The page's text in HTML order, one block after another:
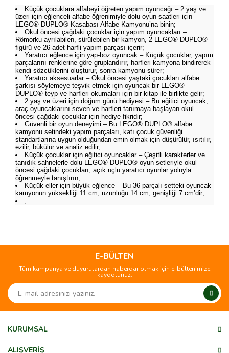
Küçük çocuklara alfabeyi öğreten yapım oyuncağı – 2 yaş ve
üzeri için eğlenceli alfabe öğrenimiyle dolu oyun saatleri için
LEGO® DUPLO® Kasabası Alfabe Kamyonu’na binin;
Okul öncesi çağdaki çocuklar için yapım oyuncakları –
Römorku ayrılabilen, sürülebilen bir kamyon, 2 LEGO® DUPLO®
figürü ve 26 adet harfli yapım parçası içerir;
Yaratıcı eğlence için yap-boz oyuncak – Küçük çocuklar, yapım
parçalarını renklerine göre gruplandırır, harfleri kamyona bindirerek
kendi sözcüklerini oluşturur, sonra kamyonu sürer;
Yaratıcı aksesuarlar – Okul öncesi yaştaki çocukları alfabe
şarkısı söylemeye teşvik etmek için oyuncak bir LEGO®
DUPLO® teyp ve harfleri okumaları için bir kitap ile birlikte gelir;
2 yaş ve üzeri için doğum günü hediyesi – Bu eğitici oyuncak,
araç oyuncaklarını seven ve harfleri tanımaya başlayan okul
öncesi çağdaki çocuklar için hediye fikridir;
Güvenli bir oyun deneyimi – Bu LEGO® DUPLO® alfabe
kamyonu setindeki yapım parçaları, katı çocuk güvenliği
standartlarına uygun olduğundan emin olmak için düşürülür, ısıtılır,
ezilir, bükülür ve analiz edilir;
Küçük çocuklar için eğitici oyuncaklar – Çeşitli karakterler ve
tanıdık sahnelerle dolu LEGO® DUPLO® oyun setleriyle okul
öncesi çağdaki çocukları, açık uçlu yaratıcı oyunlar yoluyla
öğrenmeyle tanıştırın;
Küçük eller için büyük eğlence – Bu 36 parçalı setteki oyuncak
kamyonun yüksekliği 11 cm, uzunluğu 14 cm, genişliği 7 cm’dir;
;
Yorum Yaz
kullanarak tarafımıza iletebilirsiniz.
Görüş ve önerileriniz için teşekkür ederiz.
Ürün açıklamasında eksik bilgiler bulunuyor.
Ürün bilgilerinde hatalar bulunuyor.
E-BÜLTEN
Tüm kampanya ve duyurulardan haberdar olmak için e-bültenimize
kaydolunuz.
KURUMSAL
ALIŞVERİŞ